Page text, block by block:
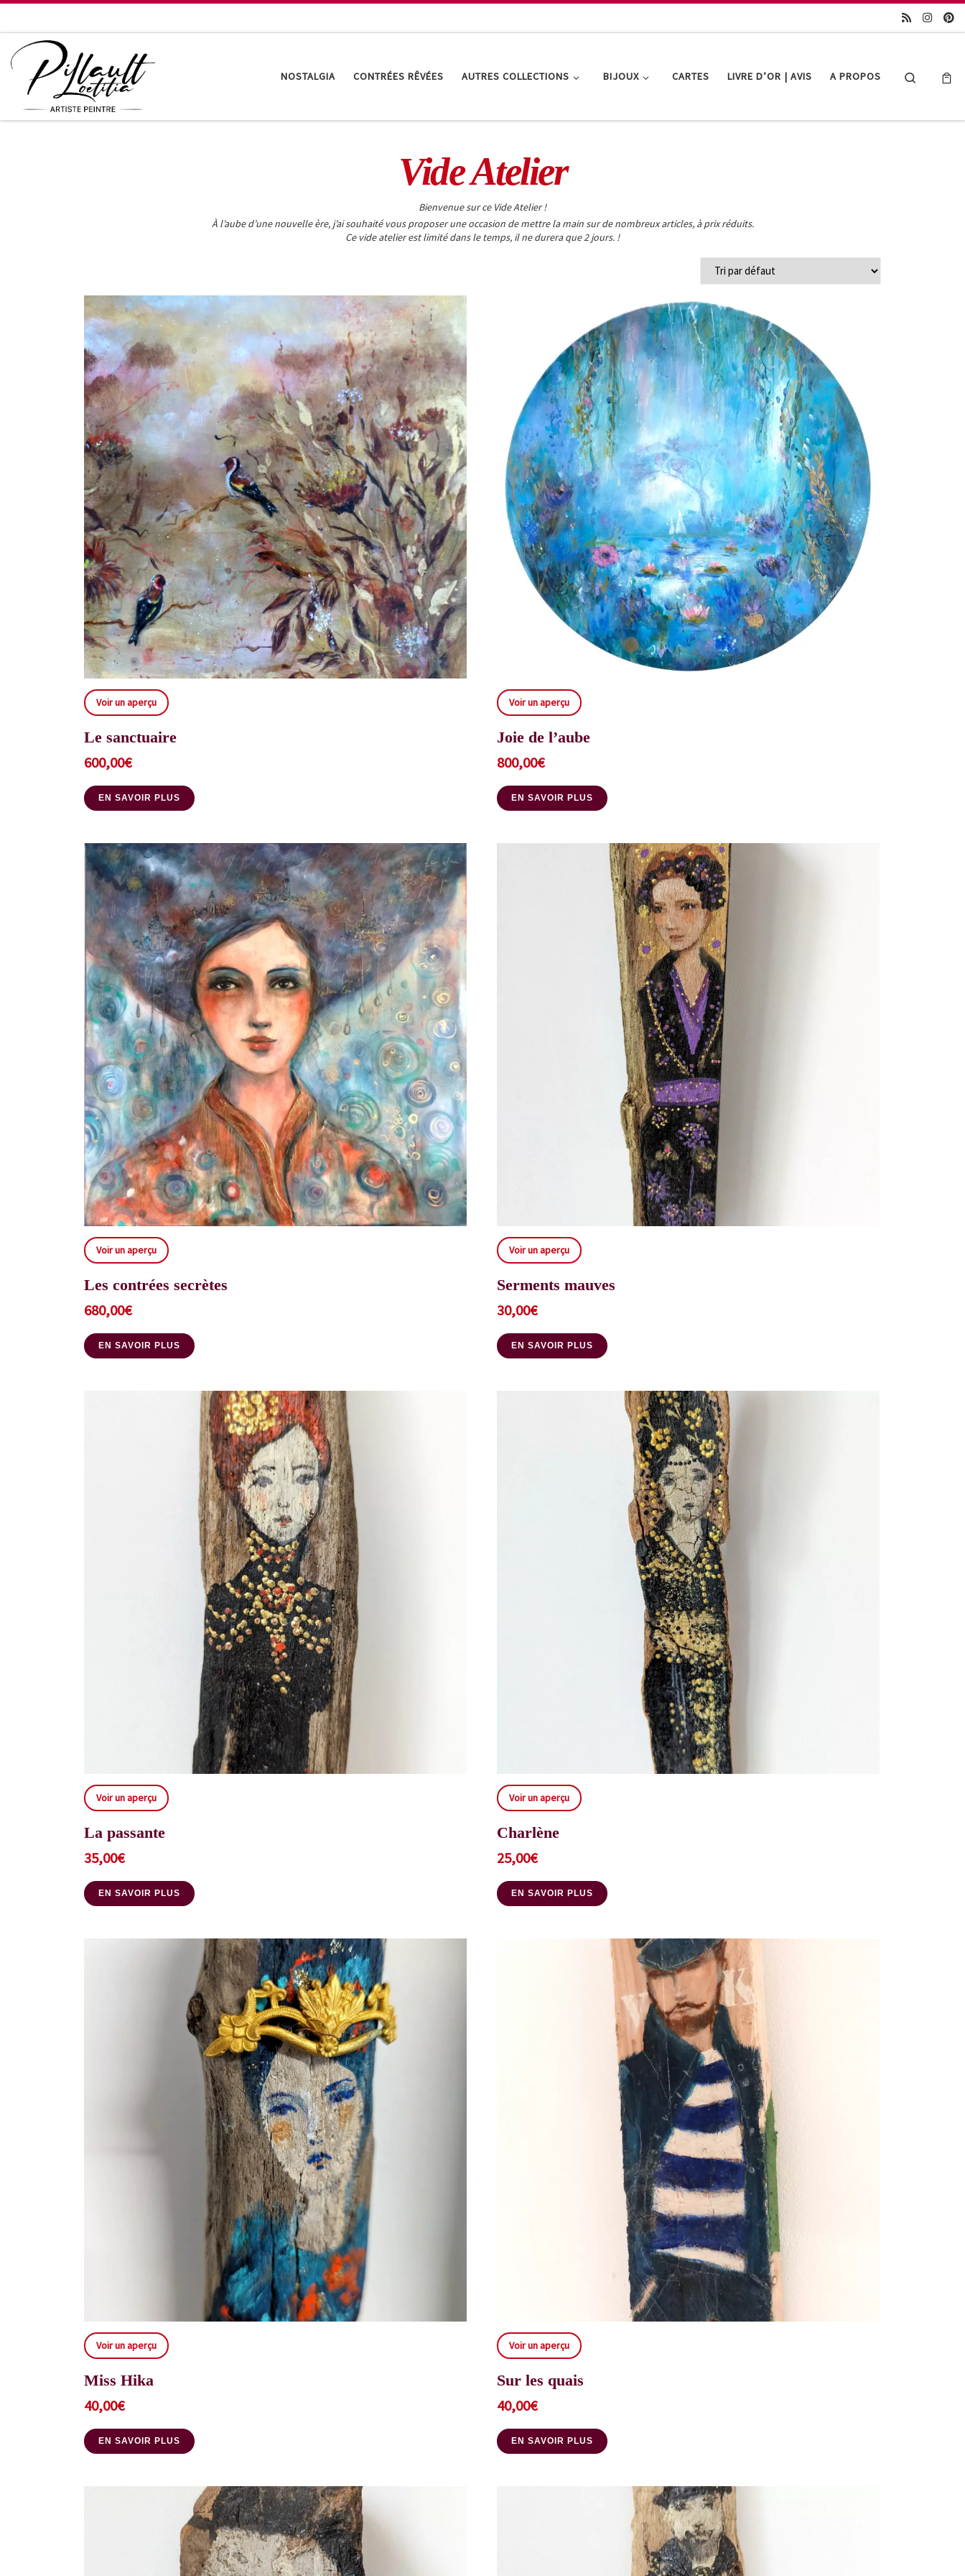
NOSTALGIA CONTRÉES RÊVÉES AUTRES COLLECTIONS BIJOUX CARTES LIVRE D’OR | AVIS A PROPOS Search
Vide Atelier
Bienvenue sur ce Vide Atelier !
À l’aube d’une nouvelle ère, j’ai souhaité vous proposer une occasion de mettre la main sur de nombreux articles, à prix réduits.
Ce vide atelier est limité dans le temps, il ne durera que 2 jours. !
Voir un aperçu
Le sanctuaire
600,00€
EN SAVOIR PLUS
Voir un aperçu
Joie de l’aube
800,00€
EN SAVOIR PLUS
Voir un aperçu
Les contrées secrètes
680,00€
EN SAVOIR PLUS
Voir un aperçu
Serments mauves
30,00€
EN SAVOIR PLUS
Voir un aperçu
La passante
35,00€
EN SAVOIR PLUS
Voir un aperçu
Charlène
25,00€
EN SAVOIR PLUS
Voir un aperçu
Miss Hika
40,00€
EN SAVOIR PLUS
Voir un aperçu
Sur les quais
40,00€
EN SAVOIR PLUS